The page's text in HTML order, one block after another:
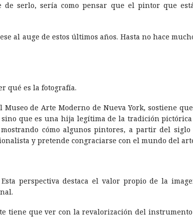
serlo, serí­a como pensar que el pintor que
al auge de estos últimos años. Hasta no hace
qué es la fotografí­a.
de Arte Moderno de Nueva York, sostiene
que es una hija legí­tima de la tradición
cómo algunos pintores, a partir del
y pretende congraciarse con el mundo del
perspectiva destaca el valor propio de la
tiene que ver con la revalorización del